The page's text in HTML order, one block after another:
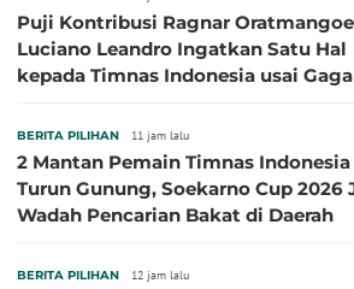
Puji Kontribusi Ragnar
Luciano Leandro Ingatkan Satu Hal
kepada Timnas Indonesia usai
BERITA PILIHAN 11 jam lalu
2 Mantan Pemain Timnas Indonesia
Turun Gunung, Soekarno Cup 2026
Wadah Pencarian Bakat di Daerah
BERITA PILIHAN 12 jam lalu